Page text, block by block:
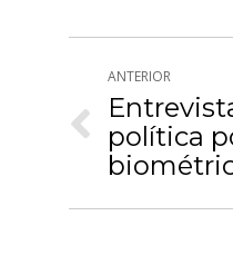
entre
ANTERIOR
Publicación
anterior:
política